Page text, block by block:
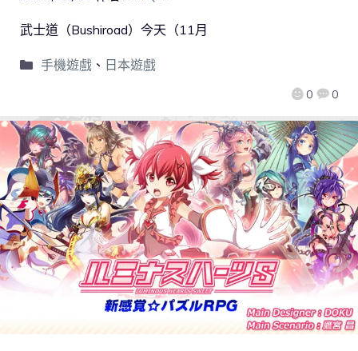
0 0
武士道（Bushiroad）今天（11月
手機遊戲、 日本遊戲